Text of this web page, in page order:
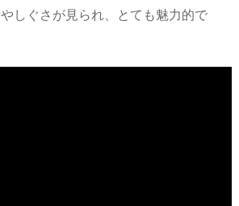
しぐさが見られ、とても魅力的で